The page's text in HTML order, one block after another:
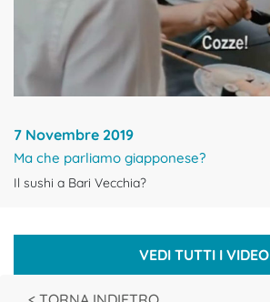
7 Novembre 2019
Ma che parliamo giapponese?
Il sushi a Bari Vecchia?
VEDI TUTTI I VIDEO